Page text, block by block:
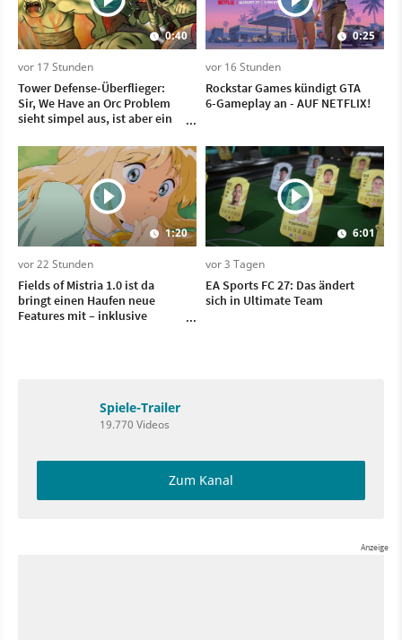
0:40
vor 17 Stunden
Tower Defense-Überflieger:
Sir, We Have an Orc Problem
sieht simpel aus, ist aber ein
0:25
vor 16 Stunden
Rockstar Games kündigt GTA
6-Gameplay an - AUF NETFLIX!
1:20
vor 22 Stunden
Fields of Mistria 1.0 ist da
bringt einen Haufen neue
Features mit – inklusive
6:01
vor 3 Tagen
EA Sports FC 27: Das ändert
sich in Ultimate Team
Spiele-Trailer
19.770 Videos
Zum Kanal